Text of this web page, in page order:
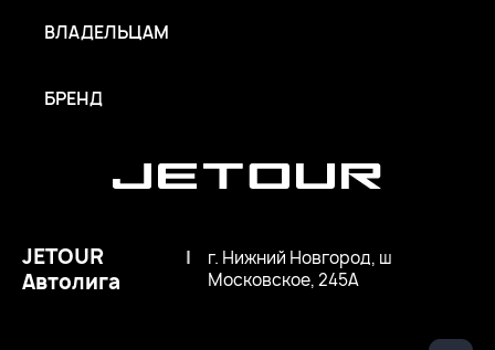
JETOUR
Автолига
|
г. Нижний Новгород, ш
Московское, 245А
ВЛАДЕЛЬЦАМ
БРЕНД